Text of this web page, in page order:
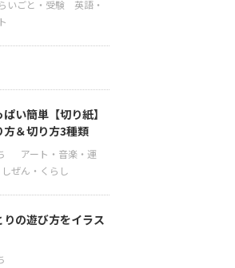
いごと・受験
英語・
い簡単【切り紙】
＆切り方3種類
りの遊び方をイラス